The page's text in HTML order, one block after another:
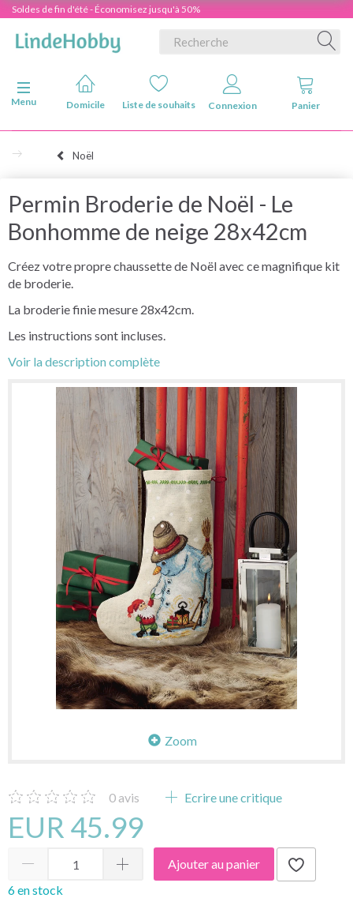
Soldes de fin d'été - Économisez jusqu'à 50%
Basculer la navigation
Menu
Domicile Liste de souhaits Connexion Panier
Noël
Permin Broderie de Noël - Le
Bonhomme de neige 28x42cm
Créez votre propre chaussette de Noël avec ce magnifique kit
de broderie.
La broderie finie mesure 28x42cm.
Les instructions sont incluses.
Voir la description complète
Zoom
0 avis Ecrire une critique
EUR 45.99
Ajouter au panier
6 en stock